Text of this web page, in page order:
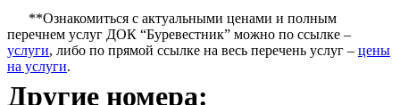
**Ознакомиться с актуальными ценами и полным
перечнем услуг ДОК “Буревестник” можно по ссылке –
услуги, либо по прямой ссылке на весь перечень услуг – цены
на услуги.
Другие номера: